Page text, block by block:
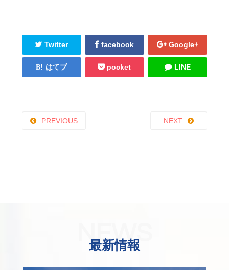
Twitter facebook Google+
はてブ pocket LINE
PREVIOUS NEXT
NEWS
最新情報